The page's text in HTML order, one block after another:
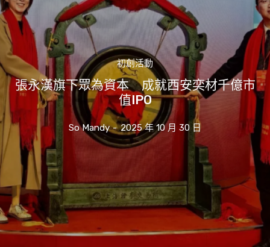
初創活動
張永漢旗下眾為資本 成就西安奕材千億市
值IPO
So Mandy - 2025 年 10 月 30 日